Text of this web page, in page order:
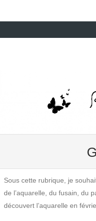
Sous cette rubrique, je
de l’aquarelle, du fusain, du
découvert l’aquarelle en